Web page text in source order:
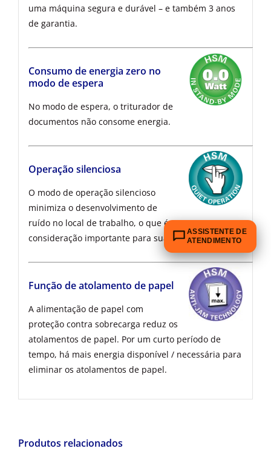
uma máquina segura e durável – e também 3 anos
de garantia.
Consumo de energia zero no
modo de espera
No modo de espera, o triturador de
documentos não consome energia.
Operação silenciosa
O modo de operação silencioso
minimiza o desenvolvimento de
ruído no local de trabalho, o que é uma
consideração importante para sua equipe.
Função de atolamento de papel
A alimentação de papel com
proteção contra sobrecarga reduz os
atolamentos de papel. Por um curto período de
tempo, há mais energia disponível / necessária para
eliminar os atolamentos de papel.
Produtos relacionados
ASSISTENTE DE
ATENDIMENTO